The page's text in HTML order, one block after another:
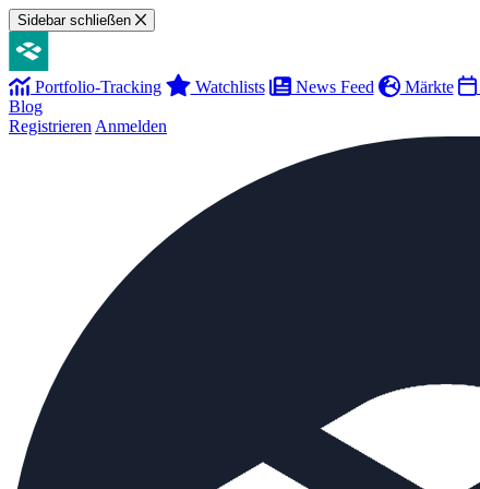
Sidebar schließen
Portfolio-Tracking Watchlists News Feed Märkte
Blog
Registrieren Anmelden